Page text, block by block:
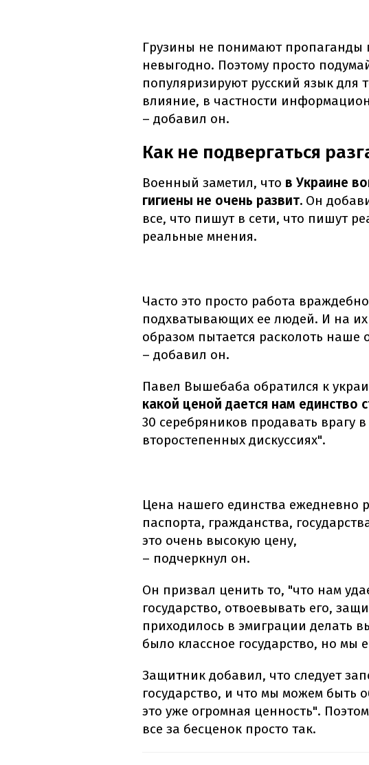
Грузины не понимают пропаганды
невыгодно. Поэтому просто
популяризируют русский язык для
влияние, в частности
– добавил он.
Как не подвергаться
Военный заметил, что в Украине
гигиены не очень развит. Он
все, что пишут в сети, что пишут
реальные мнения.
Часто это просто работа
подхватывающих ее людей. И на их
образом пытается расколоть наше
– добавил он.
Павел Вышебаба обратился к
какой ценой дается нам единство
30 серебряников продавать врагу
второстепенных дискуссиях".
Цена нашего единства ежедневно
паспорта, гражданства,
это очень высокую цену,
– подчеркнул он.
Он призвал ценить то, "что нам
государство, отвоевывать его,
приходилось в эмиграции делать
было классное государство, но мы
Защитник добавил, что следует
государство, и что мы можем быть
это уже огромная ценность".
все за бесценок просто так.